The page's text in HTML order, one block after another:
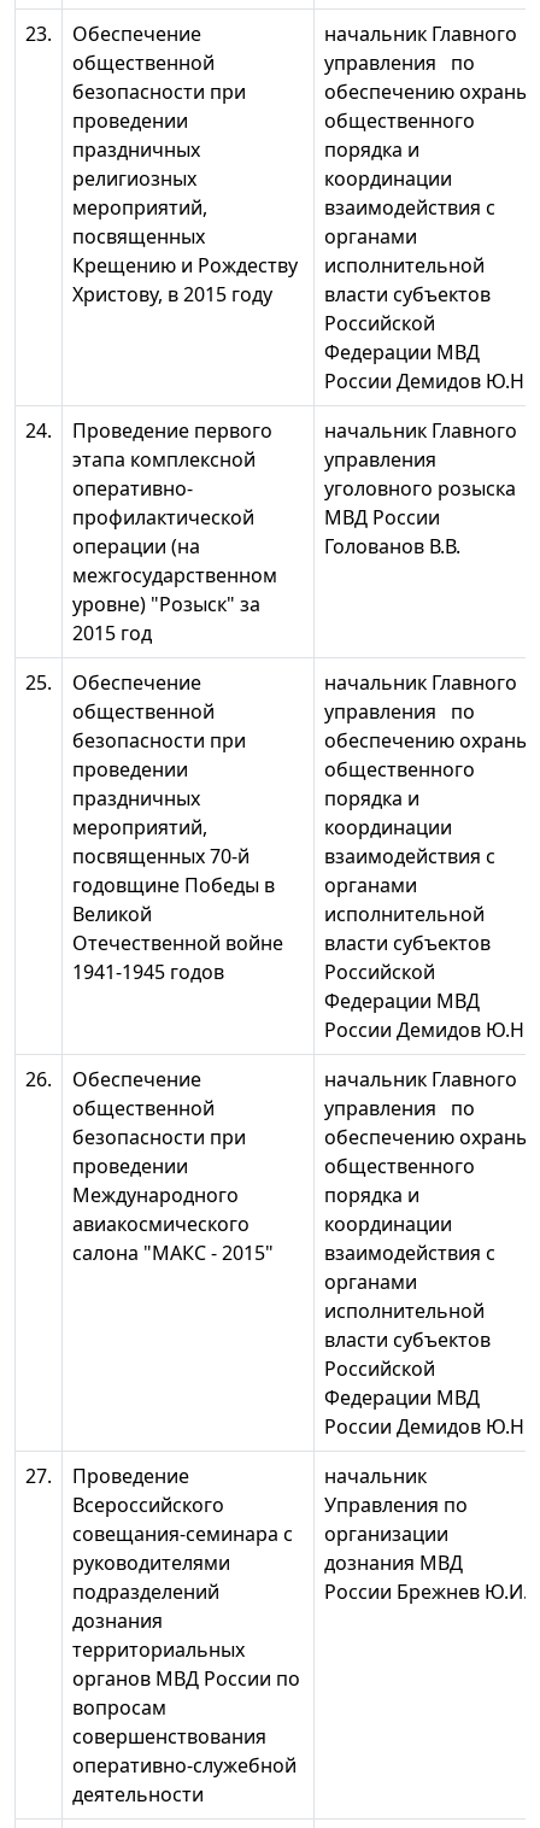
23.
Обеспечение
общественной
безопасности при
проведении
праздничных
религиозных
мероприятий,
посвященных
Крещению и Рождеству
Христову, в 2015 году
начальник Главного
управления по
обеспечению охраны
общественного
порядка и
координации
взаимодействия с
органами
исполнительной
власти субъектов
Российской
Федерации МВД
России Демидов Ю.Н.
24.
Проведение первого
этапа комплексной
оперативно-
профилактической
операции (на
межгосударственном
уровне) "Розыск" за
2015 год
начальник Главного
управления
уголовного розыска
МВД России
Голованов В.В.
25.
Обеспечение
общественной
безопасности при
проведении
праздничных
мероприятий,
посвященных 70-й
годовщине Победы в
Великой
Отечественной войне
1941-1945 годов
начальник Главного
управления по
обеспечению охраны
общественного
порядка и
координации
взаимодействия с
органами
исполнительной
власти субъектов
Российской
Федерации МВД
России Демидов Ю.Н.
26.
Обеспечение
общественной
безопасности при
проведении
Международного
авиакосмического
салона "МАКС - 2015"
начальник Главного
управления по
обеспечению охраны
общественного
порядка и
координации
взаимодействия с
органами
исполнительной
власти субъектов
Российской
Федерации МВД
России Демидов Ю.Н.
27.
Проведение
Всероссийского
совещания-семинара с
руководителями
подразделений
дознания
территориальных
органов МВД России по
вопросам
совершенствования
оперативно-служебной
деятельности
начальник
Управления по
организации
дознания МВД
России Брежнев Ю.И.